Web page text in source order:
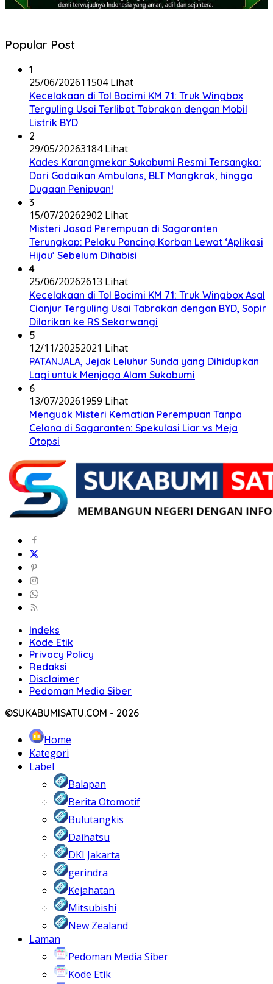
Popular Post
1
25/06/202611504 Lihat
Kecelakaan di Tol Bocimi KM 71: Truk Wingbox
Terguling Usai Terlibat Tabrakan dengan Mobil
Listrik BYD
2
29/05/20263184 Lihat
Kades Karangmekar Sukabumi Resmi Tersangka:
Dari Gadaikan Ambulans, BLT Mangkrak, hingga
Dugaan Penipuan!
3
15/07/20262902 Lihat
Misteri Jasad Perempuan di Sagaranten
Terungkap: Pelaku Pancing Korban Lewat ‘Aplikasi
Hijau’ Sebelum Dihabisi
4
25/06/20262613 Lihat
Kecelakaan di Tol Bocimi KM 71: Truk Wingbox Asal
Cianjur Terguling Usai Tabrakan dengan BYD, Sopir
Dilarikan ke RS Sekarwangi
5
12/11/20252021 Lihat
PATANJALA, Jejak Leluhur Sunda yang Dihidupkan
Lagi untuk Menjaga Alam Sukabumi
6
13/07/20261959 Lihat
Menguak Misteri Kematian Perempuan Tanpa
Celana di Sagaranten: Spekulasi Liar vs Meja
Otopsi
Indeks
Kode Etik
Privacy Policy
Redaksi
Disclaimer
Pedoman Media Siber
©SUKABUMISATU.COM - 2026
Home
Kategori
Label
Balapan
Berita Otomotif
Bulutangkis
Daihatsu
DKI Jakarta
gerindra
Kejahatan
Mitsubishi
New Zealand
Laman
Pedoman Media Siber
Kode Etik